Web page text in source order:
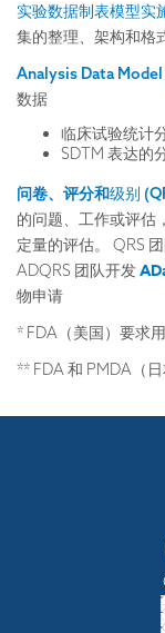
实验数据制表模型实
集的整理、架构和格
Analysis Data
数据
临床试验统计
SDTM 表达的
问卷、评分和级别
的问题、工作或评估
定量的评估。 QRS
ADQRS 团队开发
物申请
* FDA（美国）要求
** FDA 和 PMDA（